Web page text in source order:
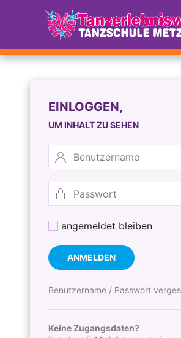
EINLOGGEN,
UM INHALT ZU SEHEN
angemeldet bleiben
ANMELDEN
Benutzername / Passwort
Keine Zugangsdaten?